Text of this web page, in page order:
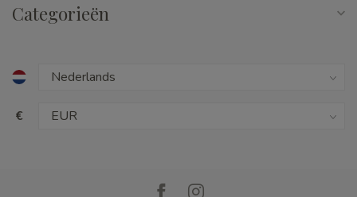
Categorieën
€